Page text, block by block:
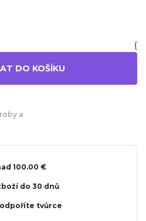
{
DO KOŠÍKU
a
100.00 €
do 30 dnů
tvůrce